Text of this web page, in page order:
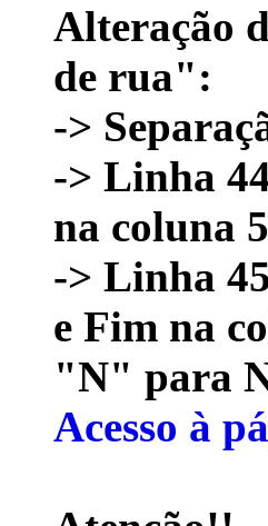
Alteração
de rua":
->
-> Linha
na coluna
-> Linha
e Fim na
"N" para
Acesso à